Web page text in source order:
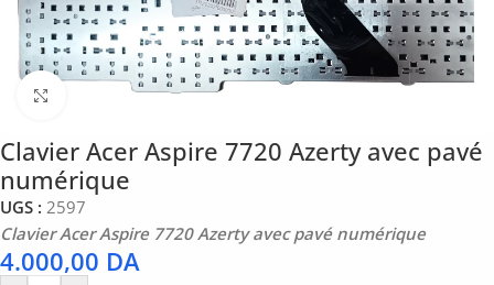
Click to enlarge
Clavier Acer Aspire 7720 Azerty avec pavé
numérique
UGS : 2597
Clavier Acer Aspire 7720 Azerty avec pavé numérique
4.000,00 DA